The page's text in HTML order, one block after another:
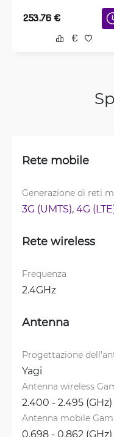
253.76 €
Rete mobile
Generazione di reti
3G (UMTS), 4G
Rete wireless
Frequenza
2.4GHz
Antenna
Progettazione
Yagi
Antenna wireless
2.400 - 2.495
Antenna mobile
0.698 - 0.862